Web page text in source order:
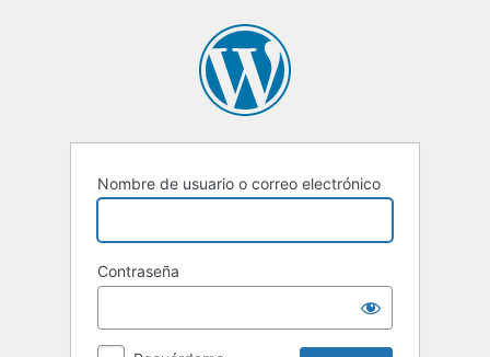
Nombre de usuario o correo electrónico
Contraseña